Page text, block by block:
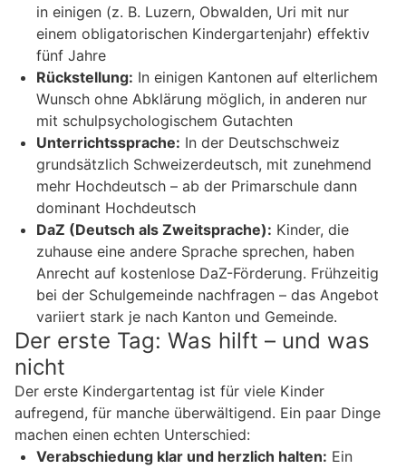
in einigen (z. B. Luzern, Obwalden, Uri mit nur
einem obligatorischen Kindergartenjahr) effektiv
fünf Jahre
Rückstellung: In einigen Kantonen auf elterlichem
Wunsch ohne Abklärung möglich, in anderen nur
mit schulpsychologischem Gutachten
Unterrichtssprache: In der Deutschschweiz
grundsätzlich Schweizerdeutsch, mit zunehmend
mehr Hochdeutsch – ab der Primarschule dann
dominant Hochdeutsch
DaZ (Deutsch als Zweitsprache): Kinder, die
zuhause eine andere Sprache sprechen, haben
Anrecht auf kostenlose DaZ-Förderung. Frühzeitig
bei der Schulgemeinde nachfragen – das Angebot
variiert stark je nach Kanton und Gemeinde.
Der erste Tag: Was hilft – und was
nicht
Der erste Kindergartentag ist für viele Kinder
aufregend, für manche überwältigend. Ein paar Dinge
machen einen echten Unterschied:
Verabschiedung klar und herzlich halten: Ein